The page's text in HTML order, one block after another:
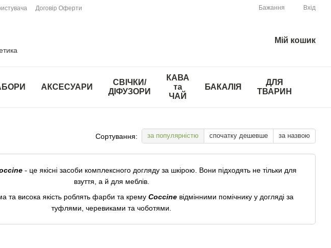
Договір Оферти Бажання Вхід
Мій кошик
АКСЕСУАРИ
СВІЧКИ/
ДІФУЗОРИ
КАВА
та
ЧАЙ
БАКАЛІЯ
ДЛЯ
ТВАРИН
Сортування: за популярністю спочатку дешевше за назвою
- це якісні засоби комплексного догляду за шкірою. Вони підходять не тільки для
взуття, а й для меблів.
та висока якість роблять фарби та крему Coccine відмінними помічнику у догляді за
туфлями, черевиками та чоботями.